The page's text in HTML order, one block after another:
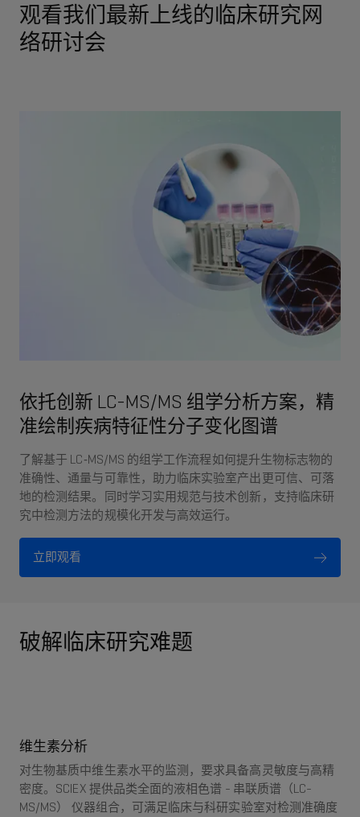
观看我们最新上线的临床研究网
络研讨会
依托创新 LC-MS/MS 组学分析方案，精
准绘制疾病特征性分子变化图谱
了解基于 LC‑MS/MS 的组学工作流程如何提升生物标志物的
准确性、通量与可靠性，助力临床实验室产出更可信、可落
地的检测结果。同时学习实用规范与技术创新，支持临床研
究中检测方法的规模化开发与高效运行。
立即观看
破解临床研究难题
维生素分析
对生物基质中维生素水平的监测，要求具备高灵敏度与高精
密度。SCIEX 提供品类全面的液相色谱 - 串联质谱（LC-
MS/MS） 仪器组合，可满足临床与科研实验室对检测准确度